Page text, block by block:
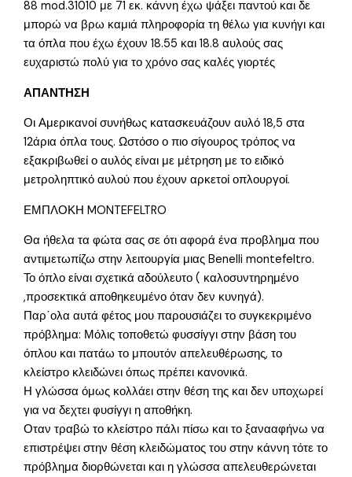
88 mod.31010 με 71 εκ. κάννη έχω ψάξει παντού και δε
μπορώ να βρω καμιά πληροφορία τη θέλω για κυνήγι και
τα όπλα που έχω έχουν 18.55 και 18.8 αυλούς σας
ευχαριστώ πολύ για το χρόνο σας καλές γιορτές
ΑΠΑΝΤΗΣΗ
Οι Αμερικανοί συνήθως κατασκευάζουν αυλό 18,5 στα
12άρια όπλα τους. Ωστόσο ο πιο σίγουρος τρόπος να
εξακριβωθεί ο αυλός είναι με μέτρηση με το ειδικό
μετροληπτικό αυλού που έχουν αρκετοί οπλουργοί.
ΕΜΠΛΟΚΗ MONTEFELTRO
Θα ήθελα τα φώτα σας σε ότι αφορά ένα προβλημα που
αντιμετωπίζω στην λειτουργία μιας Benelli montefeltro.
Το όπλο είναι σχετικά αδούλευτο ( καλοσυντηρημένο
,προσεκτικά αποθηκευμένο όταν δεν κυνηγά).
Παρ΄ολα αυτά φέτος μου παρουσιάζει το συγκεκριμένο
πρόβλημα: Μόλις τοποθετώ φυσσίγγι στην βάση του
όπλου και πατάω το μπουτόν απελευθέρωσης, το
κλείστρο κλειδώνει όπως πρέπει κανονικά.
Η γλώσσα όμως κολλάει στην θέση της και δεν υποχωρεί
για να δεχτει φυσίγγι η αποθήκη.
Οταν τραβώ το κλείστρο πάλι πίσω και το ξανααφήνω να
επιστρέψει στην θέση κλειδώματος του στην κάννη τότε το
πρόβλημα διορθώνεται και η γλώσσα απελευθερώνεται